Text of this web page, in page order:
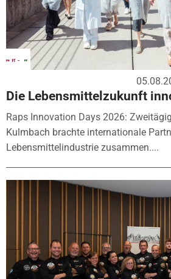
Die Lebensmittelzukunft
Raps Innovation Days 2026:
Kulmbach brachte internationale
Lebensmittelindustrie zusammen....